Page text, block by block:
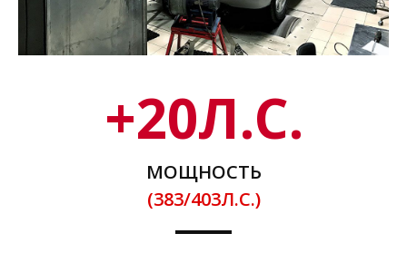
+20Л.С.
МОЩНОСТЬ
(383/403Л.С.)